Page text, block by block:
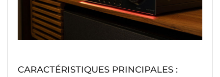
CARACTÉRISTIQUES PRINCIPALES :